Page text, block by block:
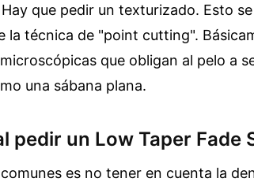
que pedir un texturizado. Esto
la técnica de "point cutting".
que obligan al pelo a
una sábana plana.
pedir un Low Taper Fade
es no tener en cuenta la